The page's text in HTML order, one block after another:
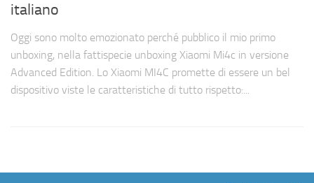
italiano
Oggi sono molto emozionato perché pubblico il mio primo
unboxing, nella fattispecie unboxing Xiaomi Mi4c in versione
Advanced Edition. Lo Xiaomi MI4C promette di essere un bel
dispositivo viste le caratteristiche di tutto rispetto:...